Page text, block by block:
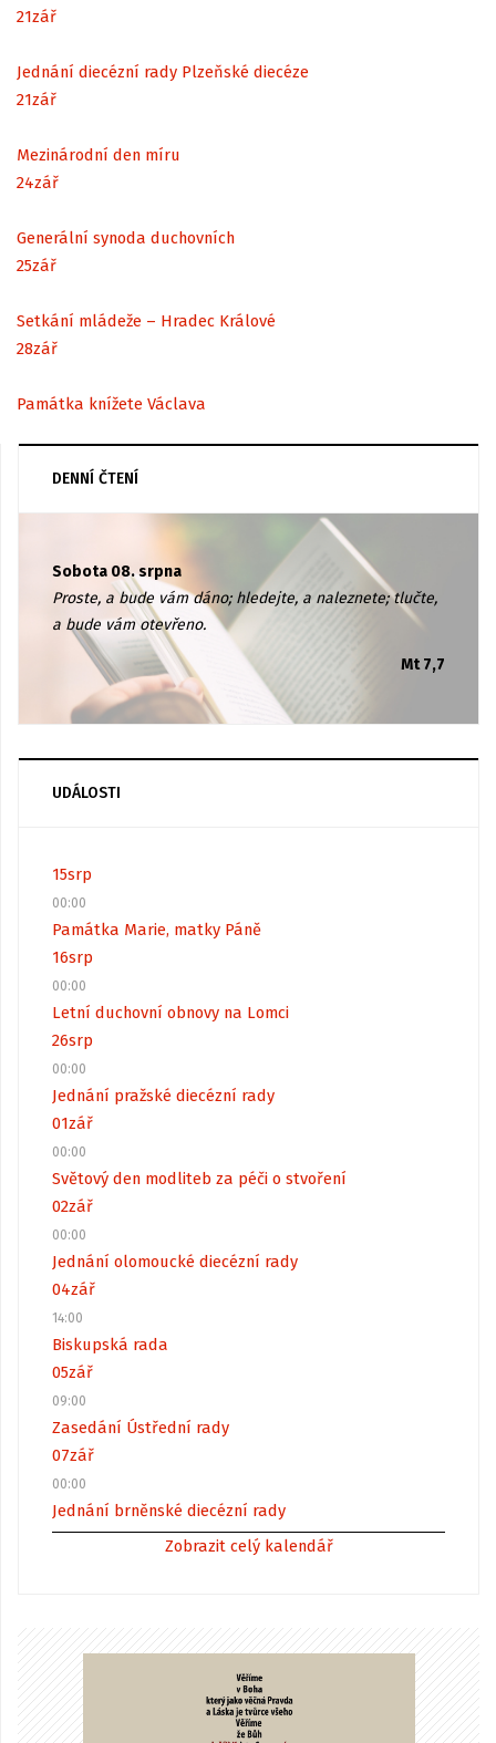
21zář
Jednání diecézní rady Plzeňské diecéze
21zář
Mezinárodní den míru
24zář
Generální synoda duchovních
25zář
Setkání mládeže – Hradec Králové
28zář
Památka knížete Václava
DENNÍ ČTENÍ
Sobota 08. srpna
Proste, a bude vám dáno; hledejte, a naleznete; tlučte,
a bude vám otevřeno.
Mt 7,7
UDÁLOSTI
15srp
00:00
Památka Marie, matky Páně
16srp
00:00
Letní duchovní obnovy na Lomci
26srp
00:00
Jednání pražské diecézní rady
01zář
00:00
Světový den modliteb za péči o stvoření
02zář
00:00
Jednání olomoucké diecézní rady
04zář
14:00
Biskupská rada
05zář
09:00
Zasedání Ústřední rady
07zář
00:00
Jednání brněnské diecézní rady
Zobrazit celý kalendář